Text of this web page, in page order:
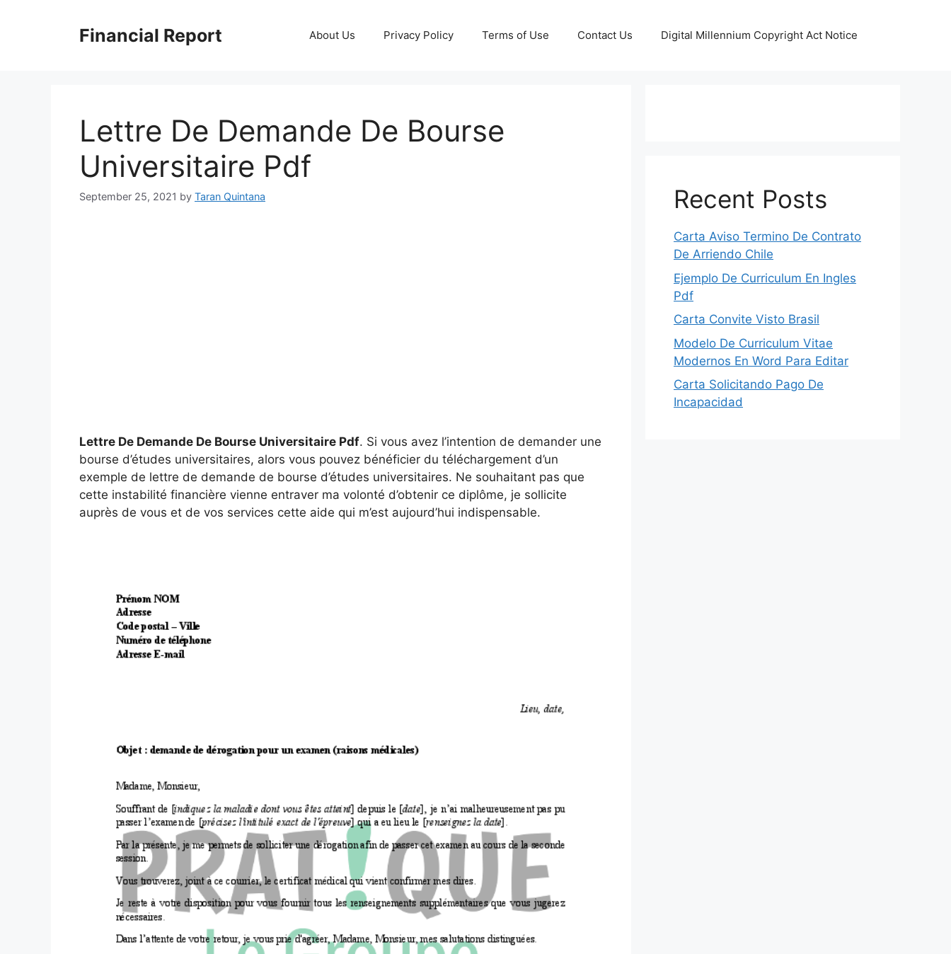
Financial Report About Us Privacy Policy Terms of Use Contact Us Digital Millennium Copyright Act Notice
Lettre De Demande De Bourse
Universitaire Pdf
September 25, 2021 by Taran Quintana
Lettre De Demande De Bourse Universitaire Pdf. Si vous avez l’intention de demander une
bourse d’études universitaires, alors vous pouvez bénéficier du téléchargement d’un
exemple de lettre de demande de bourse d’études universitaires. Ne souhaitant pas que
cette instabilité financière vienne entraver ma volonté d’obtenir ce diplôme, je sollicite
auprès de vous et de vos services cette aide qui m’est aujourd’hui indispensable.
Recent Posts
Carta Aviso Termino De Contrato
De Arriendo Chile
Ejemplo De Curriculum En Ingles
Pdf
Carta Convite Visto Brasil
Modelo De Curriculum Vitae
Modernos En Word Para Editar
Carta Solicitando Pago De
Incapacidad